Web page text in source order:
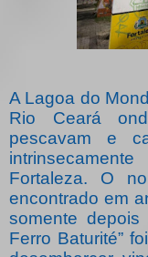
A Lagoa do
Rio Ceará
pescavam e
Fortaleza. O
encontrado em
somente
Ferro Baturité”